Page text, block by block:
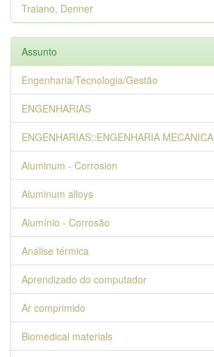
Traiano, Denner
Assunto
Engenharia/Tecnologia/Gestão
ENGENHARIAS
ENGENHARIAS::ENGENHARIA MECANICA
Aluminum - Corrosion
Aluminum alloys
Alumínio - Corrosão
Análise térmica
Aprendizado do computador
Ar comprimido
Biomedical materials